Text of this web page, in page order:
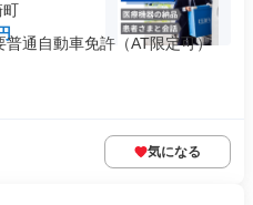
町
通自動車免許（AT限定可）
気になる